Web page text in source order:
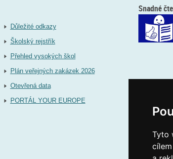
Tyto
Důležité odkazy
Školský rejstřík
Přehled vysokých škol
Plán veřejných zakázek 2026
Otevřená data
PORTÁL YOUR EUROPE
Snadné